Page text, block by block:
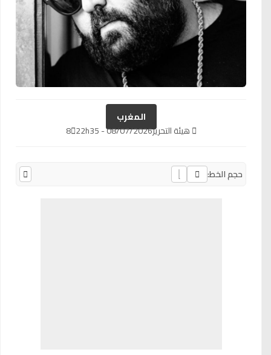
المغرب
هيئة التحرير08/07/2026 - 22h35
8
حجم الخط: